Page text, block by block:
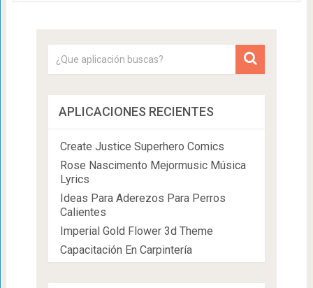
APLICACIONES RECIENTES
Create Justice Superhero Comics
Rose Nascimento Mejormusic Música
Lyrics
Ideas Para Aderezos Para Perros
Calientes
Imperial Gold Flower 3d Theme
Capacitación En Carpintería